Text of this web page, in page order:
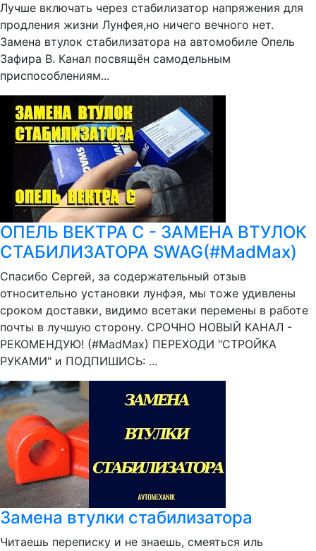
Лучше включать через стабилизатор напряжения для
продления жизни Лунфея,но ничего вечного нет.
Замена втулок стабилизатора на автомобиле Опель
Зафира В. Канал посвящён самодельным
приспособлениям...
ОПЕЛЬ ВЕКТРА С - ЗАМЕНА ВТУЛОК
СТАБИЛИЗАТОРА SWAG(#MadMax)
Спасибо Сергей, за содержательный отзыв
относительно установки лунфэя, мы тоже удивлены
сроком доставки, видимо всетаки перемены в работе
почты в лучшую сторону. СРОЧНО НОВЫЙ КАНАЛ -
РЕКОМЕНДУЮ! (#MadMax) ПЕРЕХОДИ "СТРОЙКА
РУКАМИ" и ПОДПИШИСЬ: ...
Замена втулки стабилизатора
Читаешь переписку и не знаешь, смеяться иль